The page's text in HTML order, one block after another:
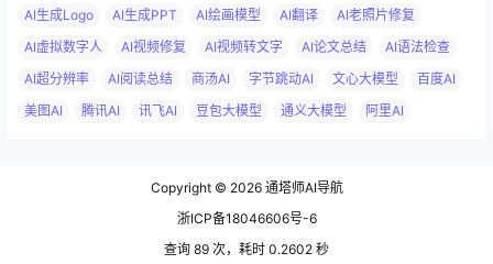
AI生成Logo
AI生成PPT AI绘画模型 AI翻译
AI老照片修复
AI虚拟数字人
AI视频修复 AI视频转文字 AI论文总结
AI语法检查
AI超分辨率
AI阅读总结 商汤AI 字节跳动AI 文心大模型
百度AI
美图AI
腾讯AI 讯飞AI 豆包大模型 通义大模型 阿里AI
Copyright © 2026通塔师AI导航
浙ICP备18046606号-6
查询 89 次，耗时 0.2602 秒